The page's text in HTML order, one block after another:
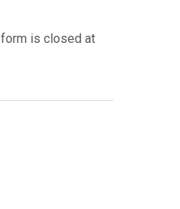
is closed at